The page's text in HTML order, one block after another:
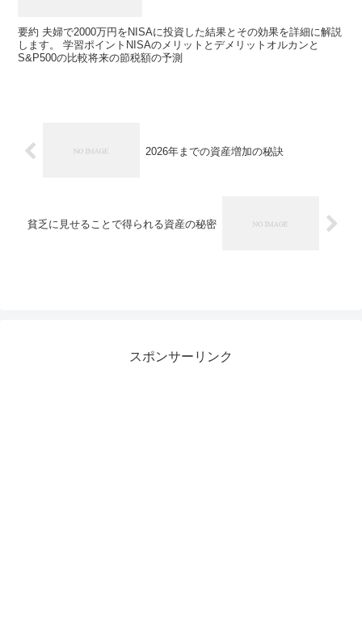
要約 夫婦で2000万円をNISAに投資した結果とその効果を詳細に解説
します。 学習ポイントNISAのメリットとデメリットオルカンと
S&P500の比較将来の節税額の予測
2026年までの資産増加の秘訣
貧乏に見せることで得られる資産の秘密
スポンサーリンク